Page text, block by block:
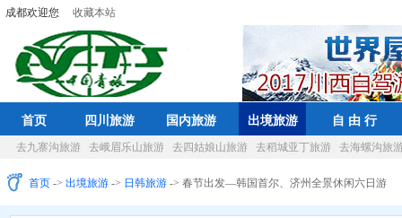
成都欢迎您 收藏本站
首页 四川旅游 国内旅游 出境旅游 自 由 行
去九寨沟旅游 去峨眉乐山旅游 去四姑娘山旅游 去稻城亚丁旅游 去海螺沟旅
首页 -> 出境旅游 -> 日韩旅游 -> 春节出发—韩国首尔、济州全景休闲六日游